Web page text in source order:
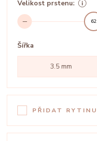
Velikost prstenu:
62
Šířka
3.5 mm
PŘIDAT RYTINU